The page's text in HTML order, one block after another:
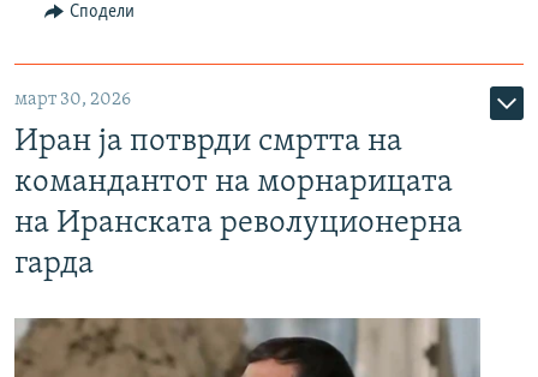
Сподели
март 30, 2026
Иран ја потврди смртта на
командантот на морнарицата
на Иранската револуционерна
гарда